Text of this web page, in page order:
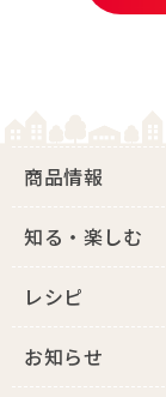
商品情報
知る・楽しむ
レシピ
お知らせ